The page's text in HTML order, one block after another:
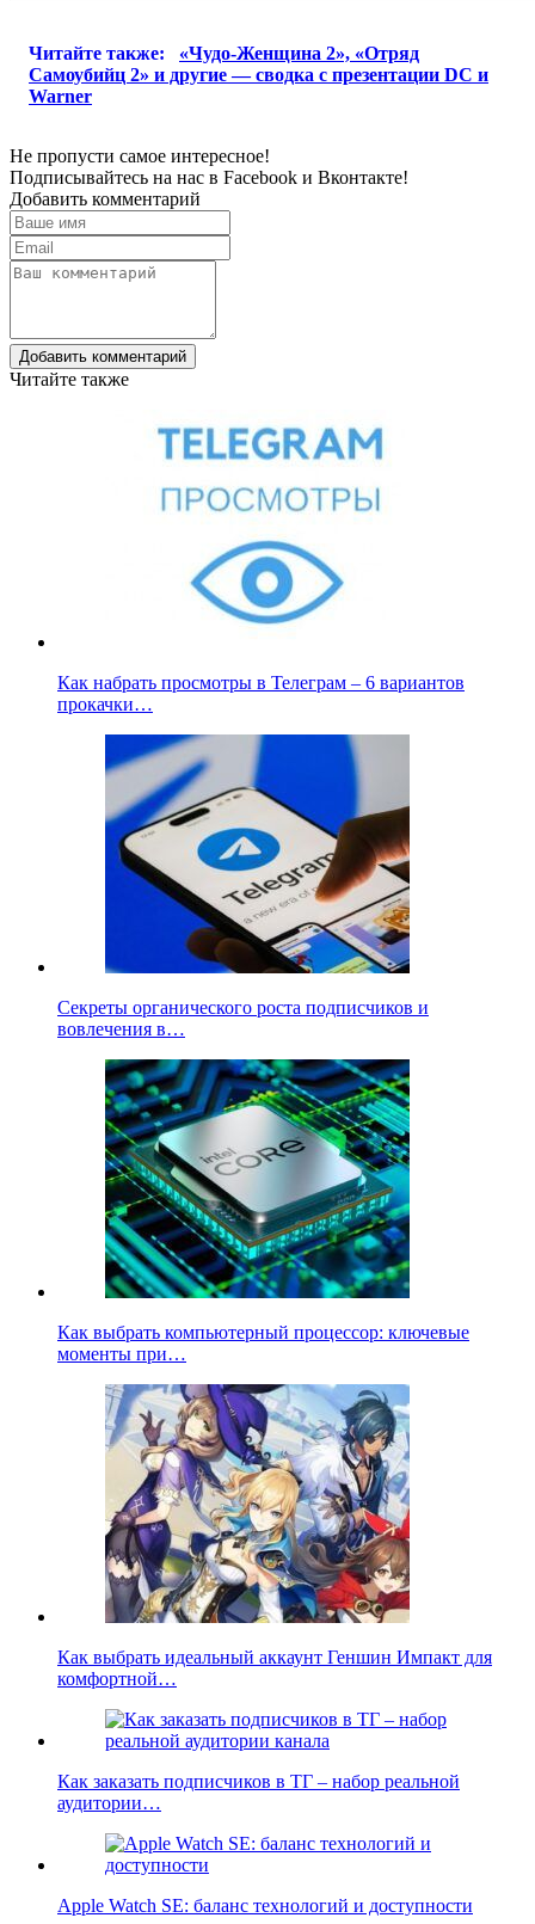
Читайте также:
«Чудо-Женщина 2», «Отряд
Самоубийц 2» и другие — сводка с презентации DC и
Warner
Не пропусти самое интересное!
Подписывайтесь на нас в Facebook и Вконтакте!
Добавить комментарий
Добавить комментарий
Читайте также
Как набрать просмотры в Телеграм – 6 вариантов
прокачки…
Секреты органического роста подписчиков и
вовлечения в…
Как выбрать компьютерный процессор: ключевые
моменты при…
Как выбрать идеальный аккаунт Геншин Импакт для
комфортной…
Как заказать подписчиков в ТГ – набор реальной
аудитории…
Apple Watch SE: баланс технологий и доступности